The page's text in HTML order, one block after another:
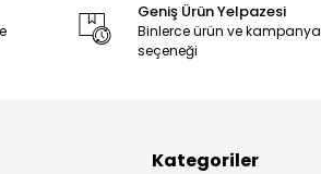
Geniş Ürün Yelpazesi
Binlerce ürün ve kampanya
seçeneği
Kategoriler